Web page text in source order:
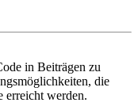
in Beiträgen zu
die
werden.